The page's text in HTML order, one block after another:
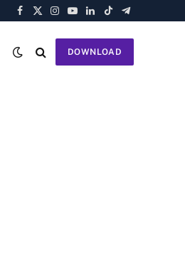
Facebook
X
Instagram
YouTube
LinkedIn
TikTokTelegram
DOWNLOAD